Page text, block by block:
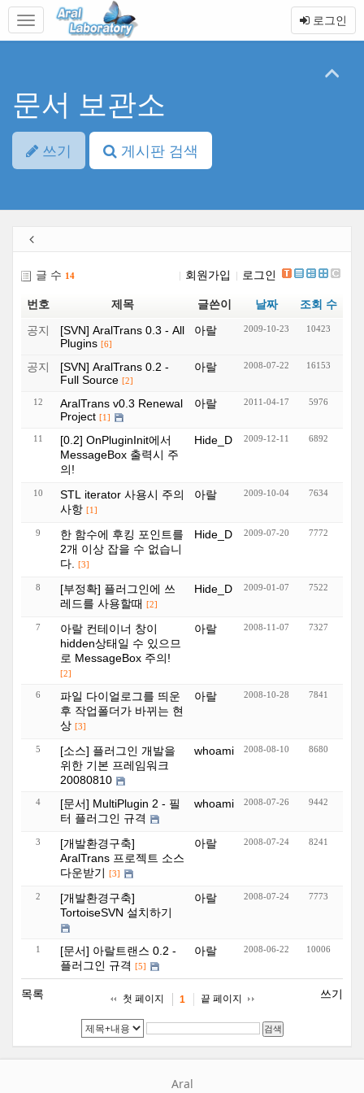
본
바
메
토
로그인
문서 보관소
쓰기 게시판 검색
글 수 14 회원가입 로그인
번호 제목 글쓴이 날짜
조회 수
공지
[SVN] AralTrans 0.3 - All
Plugins [6]
아랄 2009-10-23 10423
공지
[SVN] AralTrans 0.2 -
Full Source [2]
아랄 2008-07-22 16153
12
AralTrans v0.3 Renewal
Project [1]
아랄 2011-04-17 5976
11
[0.2] OnPluginInit에서
MessageBox 출력시 주
의!
Hide_D 2009-12-11 6892
10
STL iterator 사용시 주의
사항 [1]
아랄 2009-10-04 7634
9
한 함수에 후킹 포인트를
2개 이상 잡을 수 없습니
다.
[3]
Hide_D 2009-07-20 7772
8
[부정확] 플러그인에 쓰
레드를 사용할때 [2]
Hide_D 2009-01-07 7522
7
아랄 컨테이너 창이
hidden상태일 수 있으므
로 MessageBox 주의!
[2]
아랄 2008-11-07 7327
6
파일 다이얼로그를 띄운
후 작업폴더가 바뀌는 현
상 [3]
아랄 2008-10-28 7841
5
[소스] 플러그인 개발을
위한 기본 프레임워크
20080810
whoami 2008-08-10 8680
4
[문서] MultiPlugin 2 - 필
터 플러그인 규격
whoami 2008-07-26 9442
3
[개발환경구축]
AralTrans 프로젝트 소스
다운받기 [3]
아랄 2008-07-24 8241
2
[개발환경구축]
TortoiseSVN 설치하기
아랄 2008-07-24 7773
1
[문서] 아랄트랜스 0.2 -
플러그인 규격 [5]
아랄 2008-06-22 10006
목록 쓰기
첫 페이지 1 끝 페이지
검색
Aral